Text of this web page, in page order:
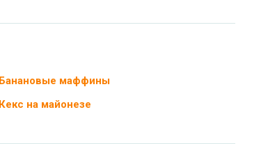
Банановые маффины
Кекс на майонезе